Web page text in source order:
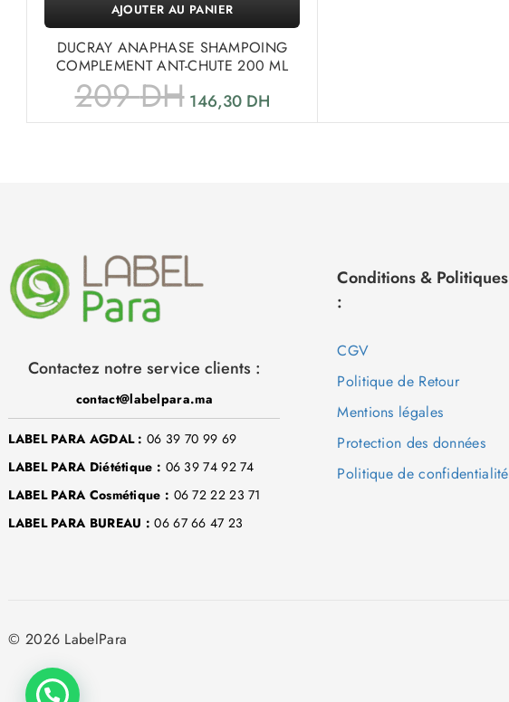
DUCRAY ANAPHASE SHAMPOING
COMPLEMENT ANT-CHUTE 200 ML
209DH 146,30 DH
AJOUTER AU PANIER
Contactez notre service clients :
contact@labelpara.ma
LABEL PARA AGDAL : 06 39 70 99 69
LABEL PARA Diététique : 06 39 74 92 74
LABEL PARA Cosmétique : 06 72 22 23 71
LABEL PARA BUREAU : 06 67 66 47 23
Conditions & Politiques
:
CGV
Politique de Retour
Mentions légales
Protection des données
Politique de confidentialité
© 2026 LabelPara